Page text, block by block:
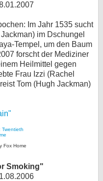
Im Jahr 1535 sucht
im Dschungel
Tempel, um den Baum
forscht der Mediziner
Heilmittel gegen
Frau Izzi (Rachel
Tom (Hugh Jackman)
Fox Home
Smoking"